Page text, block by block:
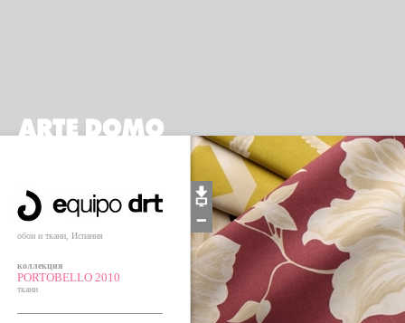
обои и ткани, Испания
коллекция
PORTOBELLO 2010
ткани